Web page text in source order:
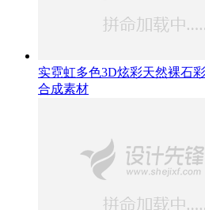
实霓虹多色3D炫彩天然裸石
合成素材